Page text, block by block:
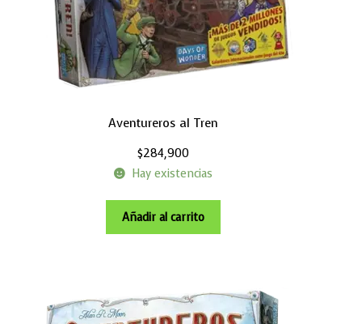
Aventureros al Tren
$284,900
Hay existencias
Añadir al carrito